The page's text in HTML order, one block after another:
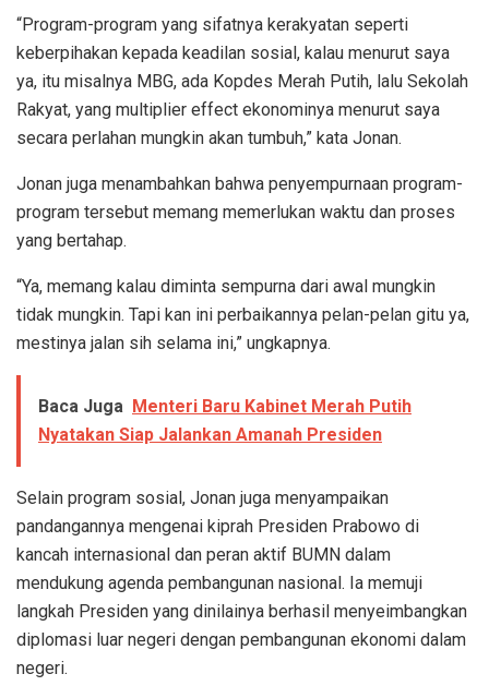
“Program-program yang sifatnya kerakyatan seperti
keberpihakan kepada keadilan sosial, kalau menurut saya
ya, itu misalnya MBG, ada Kopdes Merah Putih, lalu Sekolah
Rakyat, yang multiplier effect ekonominya menurut saya
secara perlahan mungkin akan tumbuh,” kata Jonan.
Jonan juga menambahkan bahwa penyempurnaan program-
program tersebut memang memerlukan waktu dan proses
yang bertahap.
“Ya, memang kalau diminta sempurna dari awal mungkin
tidak mungkin. Tapi kan ini perbaikannya pelan-pelan gitu ya,
mestinya jalan sih selama ini,” ungkapnya.
Baca Juga Menteri Baru Kabinet Merah Putih
Nyatakan Siap Jalankan Amanah Presiden
Selain program sosial, Jonan juga menyampaikan
pandangannya mengenai kiprah Presiden Prabowo di
kancah internasional dan peran aktif BUMN dalam
mendukung agenda pembangunan nasional. Ia memuji
langkah Presiden yang dinilainya berhasil menyeimbangkan
diplomasi luar negeri dengan pembangunan ekonomi dalam
negeri.